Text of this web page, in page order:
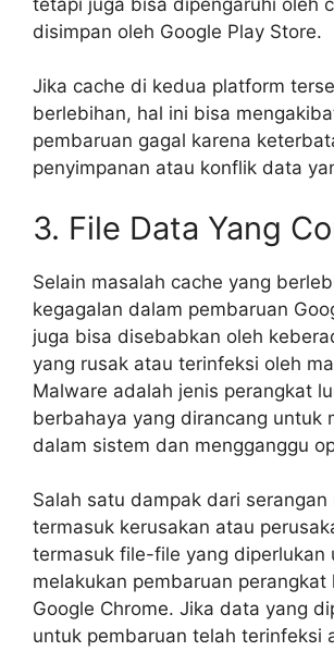
disimpan oleh Google Play Store.
Jika cache di kedua platform
berlebihan, hal ini bisa
pembaruan gagal karena
penyimpanan atau konflik data
3. File Data Yang
Selain masalah cache yang
kegagalan dalam pembaruan
juga bisa disebabkan oleh
yang rusak atau terinfeksi oleh
Malware adalah jenis perangkat
berbahaya yang dirancang untuk
dalam sistem dan mengganggu
Salah satu dampak dari
termasuk kerusakan atau
termasuk file-file yang diperlukan
melakukan pembaruan perangkat
Google Chrome. Jika data yang
untuk pembaruan telah terinfeksi